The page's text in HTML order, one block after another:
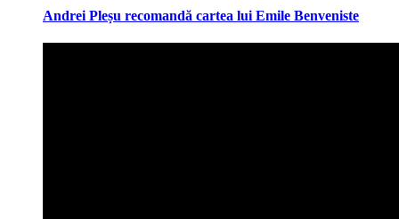
Andrei Pleșu recomandă cartea lui Emile Benveniste